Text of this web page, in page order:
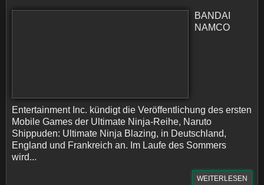
BANDAI
NAMCO
Entertainment Inc. kündigt die Veröffentlichung des ersten
Mobile Games der Ultimate Ninja-Reihe, Naruto
Shippuden: Ultimate Ninja Blazing, in Deutschland,
England und Frankreich an. Im Laufe des Sommers
wird...
WEITERLESEN